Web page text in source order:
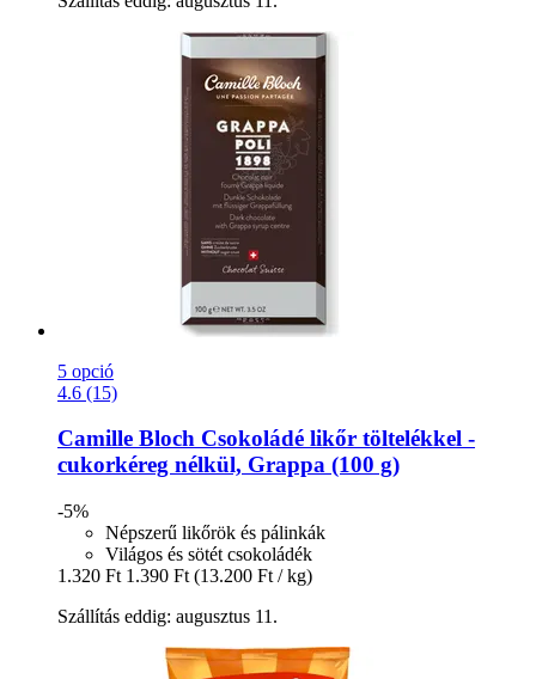
5 opció
4.6 (15)
Camille Bloch Csokoládé likőr töltelékkel -​
cukorkéreg nélkül, Grappa (100 g)
-5%
Népszerű likőrök és pálinkák
Világos és sötét csokoládék
1.320 Ft 1.390 Ft (13.200 Ft / kg)
Szállítás eddig: augusztus 11.